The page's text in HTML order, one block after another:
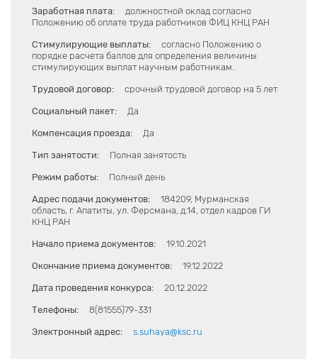
Заработная плата:
должностной оклад согласно
Положению об оплате труда работников ФИЦ КНЦ РАН
Стимулирующие выплаты:
согласно Положению о
порядке расчета баллов для определения величины
стимулирующих выплат научным работникам.
Трудовой договор: срочный трудовой договор на 5 лет
Социальный пакет: Да
Компенсация проезда: Да
Тип занятости: Полная занятость
Режим работы: Полный день
Адрес подачи документов:
184209, Мурманская
область, г. Апатиты, ул. Ферсмана, д.14, отдел кадров ГИ
КНЦ РАН
Начало приема документов: 19.10.2021
Окончание приема документов: 19.12.2022
Дата проведения конкурса: 20.12.2022
Телефоны: 8(81555)79-331
Электронный адрес: s.suhaya@ksc.ru